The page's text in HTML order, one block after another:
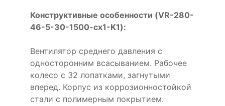
Конструктивные особенности (VR-280-
46-5-30-1500-cx1-K1):
Вентилятор среднего давления с
односторонним всасыванием. Рабочее
колесо с 32 лопатками, загнутыми
вперед. Корпус из коррозионностойкой
стали с полимерным покрытием.